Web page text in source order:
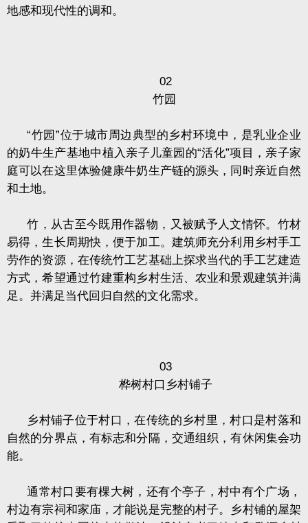
地感和现代性的调和。
02
竹园
“竹园”位于城市周边典型的乡村环境中，是乳业企业
的奶牛生产基地中植入亲子儿童园的“活化”项目，亲子家
庭可以在这里体验健康牛奶生产链的源头，同时亲近自然
和土地。
竹，从古至今既用作器物，又被赋予人文情怀。竹材
易得，生长周期快，便于加工。建筑师充分利用乡村手工
劳作的资源，在传统竹工艺基础上探求当代的手工艺建造
方式，希望通过竹建重构乡村生活、农业和景观建筑并满
足。并满足当代回归自然的文化需求。
03
桦树村口乡村铺子
乡村铺子位于村口，在传统的乡村里，村口是村落和
自然的分界点，有标志和分隔，交通组织，有休闲集会功
能。
通常村口要有棵大树，还有个亭子，村中有个广场，
村边有宗祠和家庙，才能说是完整的村子。乡村铺的屋架